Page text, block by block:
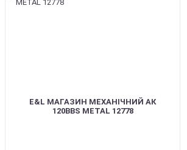
E&L МАГАЗИН МЕХАНІЧНИЙ АК
120BBS METAL 12778